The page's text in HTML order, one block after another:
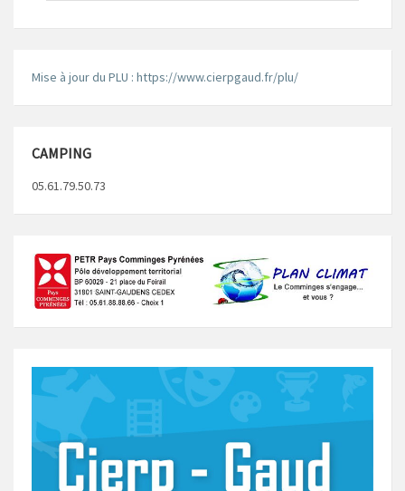
Mise à jour du PLU : https://www.cierpgaud.fr/plu/
CAMPING
05.61.79.50.73